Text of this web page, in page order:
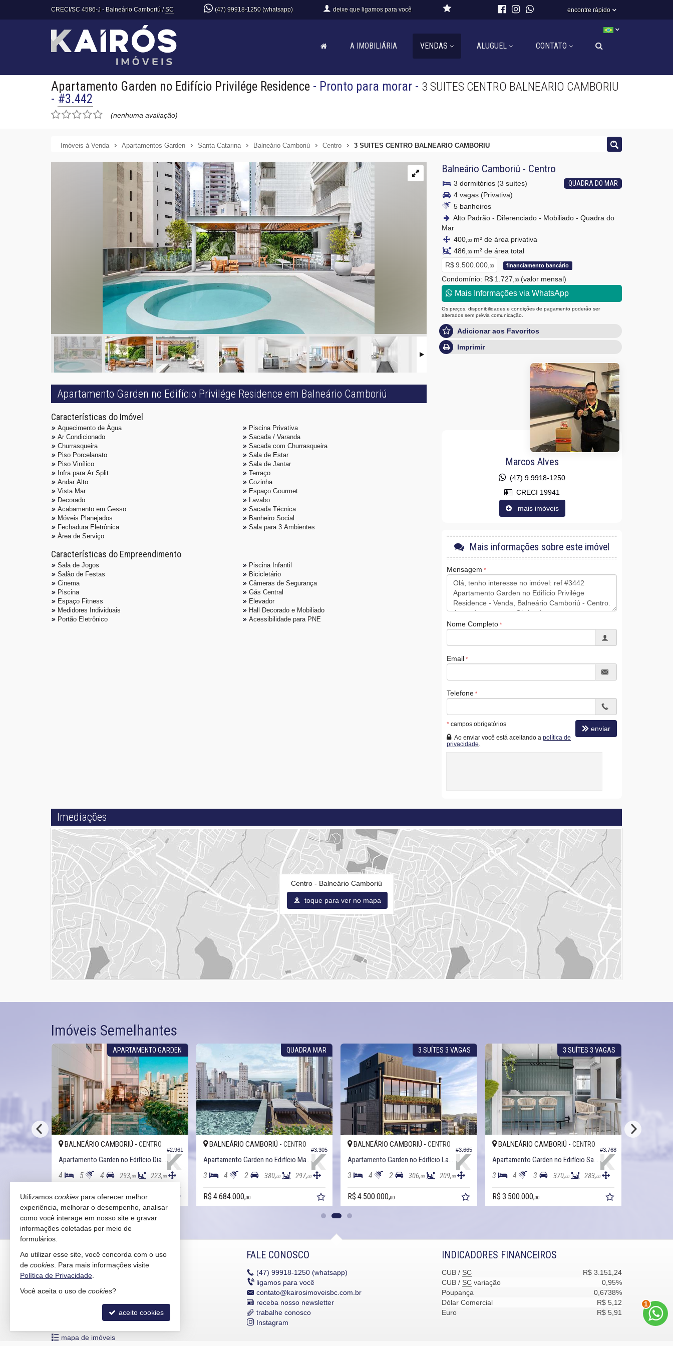
CRECI/SC 4586-J - Balneário Camboriú /SC (47) 99918-1250 (whatsapp) deixe que ligamos para você encontre rápido
A IMOBILIÁRIA VENDAS ALUGUEL CONTATO
Apartamento Garden no Edifício Privilége Residence - Pronto para morar - 3 SUITES CENTRO BALNEARIO CAMBORIU
- #3.442
(nenhuma avaliação)
Imóveis à Venda Apartamentos Garden Santa Catarina Balneário Camboriú Centro 3 SUITES CENTRO BALNEARIO CAMBORIU
Apartamento Garden no Edifício Privilége Residence em Balneário Camboriú
Características do Imóvel
Aquecimento de Água
Ar Condicionado
Churrasqueira
Piso Porcelanato
Piso Vinílico
Infra para Ar Split
Andar Alto
Vista Mar
Decorado
Acabamento em Gesso
Móveis Planejados
Fechadura Eletrônica
Área de Serviço
Piscina Privativa
Sacada / Varanda
Sacada com Churrasqueira
Sala de Estar
Sala de Jantar
Terraço
Cozinha
Espaço Gourmet
Lavabo
Sacada Técnica
Banheiro Social
Sala para 3 Ambientes
Características do Empreendimento
Sala de Jogos
Salão de Festas
Cinema
Piscina
Espaço Fitness
Medidores Individuais
Portão Eletrônico
Piscina Infantil
Bicicletário
Câmeras de Segurança
Gás Central
Elevador
Hall Decorado e Mobiliado
Acessibilidade para PNE
Balneário Camboriú - Centro
QUADRA DO MAR
3 dormitórios (3 suítes)
4 vagas (Privativa)
5 banheiros
Alto Padrão - Diferenciado - Mobiliado - Quadra do
Mar
400, 00m² de área privativa
486, 00m² de área total
R$ 9.500.000, 00 financiamento bancário
Condomínio: R$ 1.727, 00 (valor mensal)
Mais Informações via WhatsApp
Os preços, disponibilidades e condições de pagamento poderão ser
alterados sem prévia comunicação.
Adicionar aos Favoritos
Imprimir
Marcos Alves
(47) 9.9918-1250
CRECI 19941
mais imóveis
Mais informações sobre este imóvel
Mensagem
Nome Completo
Email
Telefone
* campos obrigatórios
Ao enviar você está aceitando a política de
privacidade
enviar
Imediações
Centro - Balneário Camboriú
toque para ver no mapa
Imóveis Semelhantes
APARTAMENTO GARDEN
#2.961
BALNEÁRIO CAMBORIÚ - CENTRO
Apartamento Garden no Edifício Diamond Crystal Tower
4 5 4 293,00 223,00
R$ 5.040.000,00
QUADRA MAR
#3.305
BALNEÁRIO CAMBORIÚ - CENTRO
Apartamento Garden no Edifício Mar Belle
3 4 2 380,00 297,00
R$ 4.684.000,00
3 SUÍTES 3 VAGAS
#3.665
BALNEÁRIO CAMBORIÚ - CENTRO
Apartamento Garden no Edifício Lagom
3 4 2 306,00 209,00
R$ 4.500.000,00
3 SUÍTES 3 VAGAS
#3.768
BALNEÁRIO CAMBORIÚ - CENTRO
Apartamento Garden no Edifício San Telmo
3 4 3 370,00 283,00
R$ 3.500.000,00
KAIRÓS IMÓVEIS
Rua 1121, 100
Balneário Camboriú /
mapa google
indicadores financeiros
mapa de imóveis
FALE CONOSCO
(47) 99918-1250 (whatsapp)
ligamos para você
contato@kairosimoveisbc.com.br
receba nosso newsletter
trabalhe conosco
Instagram
INDICADORES FINANCEIROS
CUB / SC
R$ 3.151,24
CUB / SC variação
0,95%
Poupança
0,6738%
Dólar Comercial
R$ 5,12
Euro
R$ 5,91
Utilizamos cookies para oferecer melhor
experiência, melhorar o desempenho, analisar
como você interage em nosso site e gravar
informações coletadas por meio de
formulários.
Ao utilizar esse site, você concorda com o uso
de cookies . Para mais informações visite
Política de Privacidade
Você aceita o uso de cookies?
aceito cookies